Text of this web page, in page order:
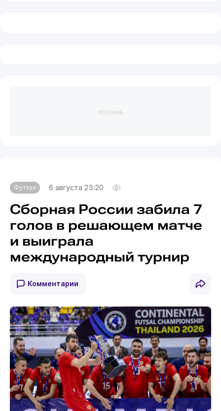
РЕКЛАМА
Футзал 6 августа 23:20
Сборная России забила 7
голов в решающем матче
и выиграла
международный турнир
Комментарии